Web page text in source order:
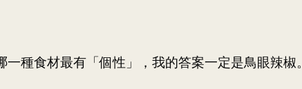
一種食材最有「個性」，我的答案一定是鳥眼辣椒。